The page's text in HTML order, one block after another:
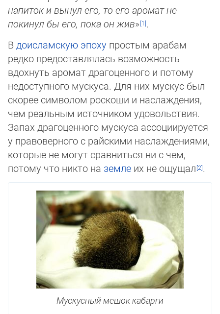
напиток и вынул его, то его аромат не
покинул бы его, по­ка он жив»
.
В доисламскую эпоху простым арабам
редко предоставлялась возможность
вдохнуть аромат драгоценного и потому
недоступного мускуса. Для них мускус был
скорее сим­волом роскоши и наслаждения,
чем реальным источником удовольствия.
Запах дра­го­ценного мускуса ассоциируется
у правоверного с райскими наслаждениями,
ко­то­рые не могут сравниться ни с чем,
потому что никто на земле их не ощущал .
Мускусный мешок кабарги